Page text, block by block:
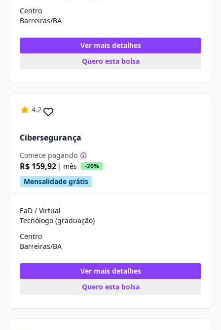
Centro
Barreiras/BA
Ver mais detalhes
Quero esta bolsa
4.2
Cibersegurança
Comece pagando
R$ 159,92 | mês -20%
Mensalidade grátis
EaD / Virtual
Tecnólogo (graduação)
Centro
Barreiras/BA
Ver mais detalhes
Quero esta bolsa